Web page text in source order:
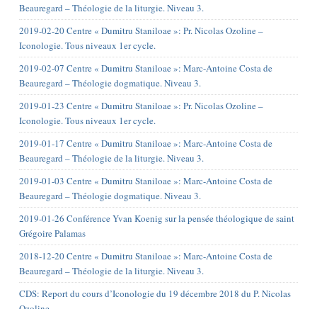
Beauregard – Théologie de la liturgie. Niveau 3.
2019-02-20 Centre « Dumitru Staniloae »: Pr. Nicolas Ozoline –
Iconologie. Tous niveaux 1er cycle.
2019-02-07 Centre « Dumitru Staniloae »: Marc-Antoine Costa de
Beauregard – Théologie dogmatique. Niveau 3.
2019-01-23 Centre « Dumitru Staniloae »: Pr. Nicolas Ozoline –
Iconologie. Tous niveaux 1er cycle.
2019-01-17 Centre « Dumitru Staniloae »: Marc-Antoine Costa de
Beauregard – Théologie de la liturgie. Niveau 3.
2019-01-03 Centre « Dumitru Staniloae »: Marc-Antoine Costa de
Beauregard – Théologie dogmatique. Niveau 3.
2019-01-26 Conférence Yvan Koenig sur la pensée théologique de saint
Grégoire Palamas
2018-12-20 Centre « Dumitru Staniloae »: Marc-Antoine Costa de
Beauregard – Théologie de la liturgie. Niveau 3.
CDS: Report du cours d’Iconologie du 19 décembre 2018 du P. Nicolas